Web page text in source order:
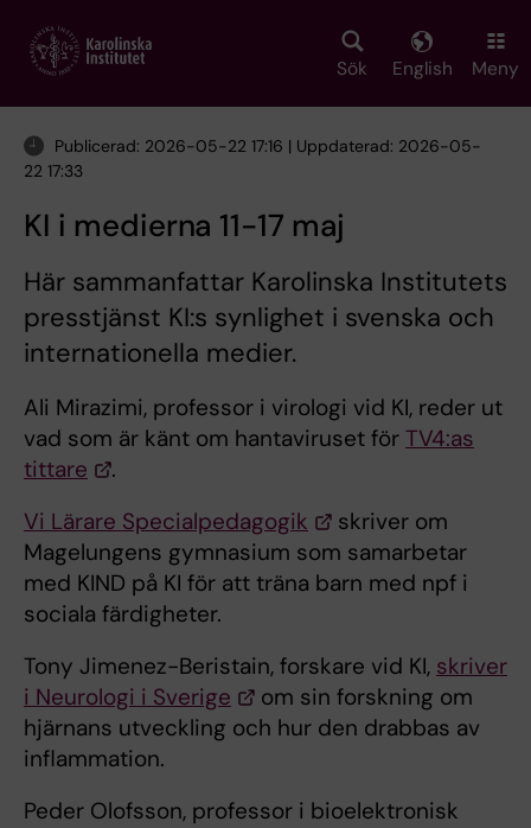
main
Sök English Meny
Publicerad: 2026-05-22 17:16 | Uppdaterad: 2026-05-
22 17:33
KI i medierna 11-17 maj
Här sammanfattar Karolinska Institutets
presstjänst KI:s synlighet i svenska och
internationella medier.
Ali Mirazimi, professor i virologi vid KI, reder ut
vad som är känt om hantaviruset för TV4:as
tittare
.
Vi Lärare Specialpedagogik
skriver om
Magelungens gymnasium som samarbetar
med KIND på KI för att träna barn med npf i
sociala färdigheter.
Tony Jimenez-Beristain, forskare vid KI, skriver
i Neurologi i Sverige
om sin forskning om
hjärnans utveckling och hur den drabbas av
inflammation.
Peder Olofsson, professor i bioelektronisk